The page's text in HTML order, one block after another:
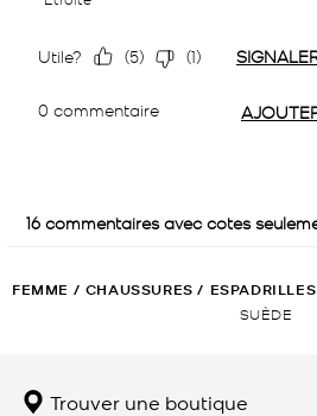
FEMME / CHAUSSURES / ESPADRILLES
SUÈDE
Trouver une boutique